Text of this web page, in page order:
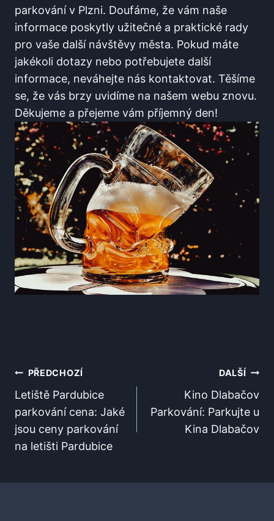
parkování v Plzni. Doufáme, ‍že vám ⁣naše
informace poskytly užitečné a praktické rady​
pro vaše další⁣ návštěvy města. Pokud​ máte
jakékoli dotazy nebo potřebujete další
informace, neváhejte ‍nás kontaktovat. Těšíme
se, že‍ vás brzy ⁢uvidíme ⁤na našem webu znovu.
​Děkujeme a přejeme vám příjemný ⁤den!
Navigace
Pro
Příspěvek
PŘEDCHOZÍ
Letiště Pardubice
parkování cena: Jaké
jsou ceny parkování
na letišti Pardubice
DALŠÍ
Kino Dlabačov
Parkování: Parkujte u
Kina Dlabačov